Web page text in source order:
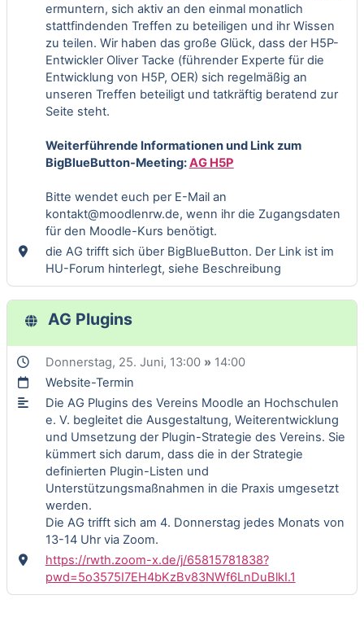
ermuntern, sich aktiv an den einmal monatlich
stattfindenden Treffen zu beteiligen und ihr Wissen
zu teilen. Wir haben das große Glück, dass der H5P-
Entwickler Oliver Tacke (führender Experte für die
Entwicklung von H5P, OER) sich regelmäßig an
unseren Treffen beteiligt und tatkräftig beratend zur
Seite steht.
Weiterführende Informationen und Link zum
BigBlueButton-Meeting:AG H5P
Bitte wendet euch per E-Mail an
kontakt@moodlenrw.de, wenn ihr die Zugangsdaten
für den Moodle-Kurs benötigt.
die AG trifft sich über BigBlueButton. Der Link ist im
HU-Forum hinterlegt, siehe Beschreibung
AG Plugins
Donnerstag, 25. Juni, 13:00 »14:00
Website-Termin
Die AG Plugins des Vereins Moodle an Hochschulen
e. V. begleitet die Ausgestaltung, Weiterentwicklung
und Umsetzung der Plugin-Strategie des Vereins. Sie
kümmert sich darum, dass die in der Strategie
definierten Plugin-Listen und
Unterstützungsmaßnahmen in die Praxis umgesetzt
werden.
Die AG trifft sich am 4. Donnerstag jedes Monats von
13-14 Uhr via Zoom.
https://rwth.zoom-x.de/j/65815781838?
pwd=5o3575I7EH4bKzBv83NWf6LnDuBlkI.1